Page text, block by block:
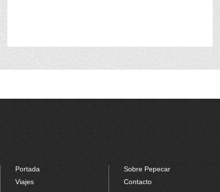
Portada
Viajes
Sobre Pepecar
Contacto